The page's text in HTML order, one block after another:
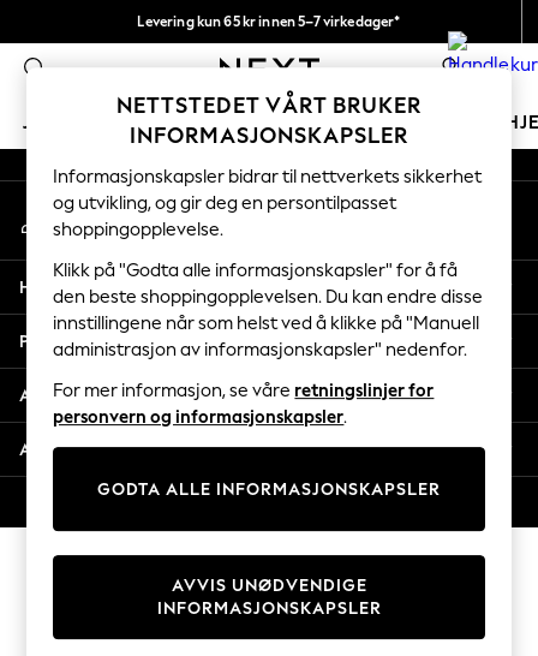
Levering kun 65 kr innen 5–7 virkedager*
Vi betaler alle tollavgifter 0
JENTER GUTTER BABY KVINNER
GIRLS
New In
50 - 92cm (0 - 24 months)
98 - 110cm (3 - 5 years)
116 - 134cm (6 - 9 years)
140 - 174cm (10 - 15+ years)
Trending: Top & Short Sets
Trending: Clogs
Toy Story
THE SET
Coats & Jackets
Sweatshirts & Hoodies
Knitwear
Cardigans
Dresses
Sets & Outfits
An error occurred on client
Våre sosiale nettverk
Min konto
Logg inn på kontoen din
Hjelp
Personvern & Juridisk
Avdelinger
Andre tjenester
NETTSTEDET VÅRT BRUKER
INFORMASJONSKAPSLER
Informasjonskapsler bidrar til nettverkets sikkerhet
og utvikling, og gir deg en persontilpasset
shoppingopplevelse.
Klikk på "Godta alle informasjonskapsler" for å få
den beste shoppingopplevelsen. Du kan endre disse
innstillingene når som helst ved å klikke på "Manuell
administrasjon av informasjonskapsler" nedenfor.
For mer informasjon, se våre retningslinjer for
personvern og informasjonskapsler.
GODTA ALLE INFORMASJONSKAPSLER
AVVIS UNØDVENDIGE
INFORMASJONSKAPSLER